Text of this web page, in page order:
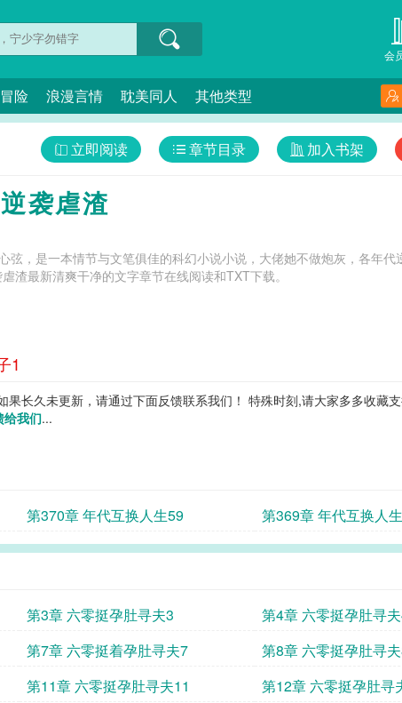
会
险 浪漫言情 耽美同人 其他类型
加入书架
章节目录
立即阅读
袭虐渣
弦，是一本情节与文笔俱佳的科幻小说小说，大佬她不做炮灰，各年代
渣最新清爽干净的文字章节在线阅读和TXT下载。
1
果长久未更新，请通过下面反馈联系我们！ 特殊时刻,请大家多多收藏支
给我们...
第370章 年代互换人生59 第369章 年代互换人
第3章 六零挺孕肚寻夫3
第4章 六零挺孕肚寻
第7章 六零挺着孕肚寻夫7
第8章 六零挺孕肚寻
第11章 六零挺孕肚寻夫11
第12章 六零挺孕肚寻